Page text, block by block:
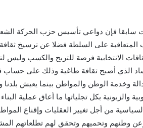
سابقا فإن دواعي تأسيس حزب الحركة
المتعاقبة على السلطة فضلا عن ترسيخ
الانتخابية فرصة للتربح والكسب وليس
الذي أصبح ثقافة طاغية وذلك على حساب
وخدمة الوطن والمواطن بينما يعيش
والزبونية بكل تجلياتها ما أعاق عملية البناء
من أجل تغيير العقليات وإقناع
وتحميهم وتحقق لهم تطلعاتهم